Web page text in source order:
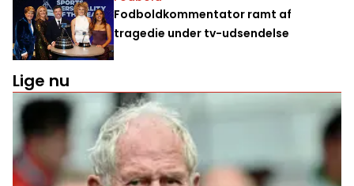
Fodboldkommentator ramt af
tragedie under tv-udsendelse
Lige nu